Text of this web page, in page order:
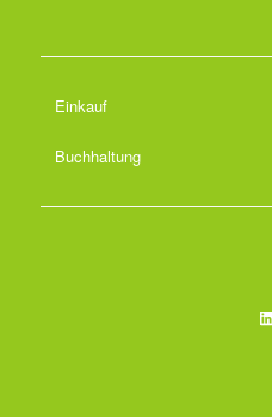
Einkauf
Buchhaltung